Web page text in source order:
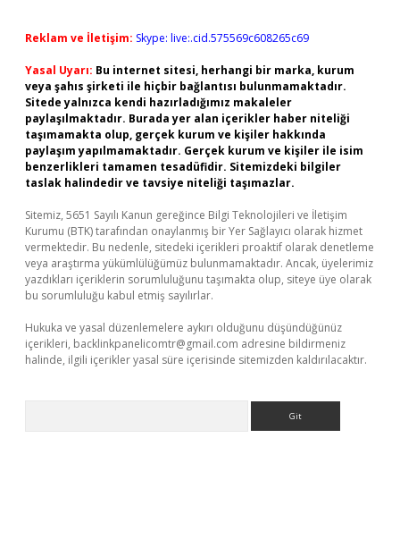
Reklam ve İletişim: Skype: live:.cid.575569c608265c69
Yasal Uyarı: Bu internet sitesi, herhangi bir marka, kurum
veya şahıs şirketi ile hiçbir bağlantısı bulunmamaktadır.
Sitede yalnızca kendi hazırladığımız makaleler
paylaşılmaktadır. Burada yer alan içerikler haber niteliği
taşımamakta olup, gerçek kurum ve kişiler hakkında
paylaşım yapılmamaktadır. Gerçek kurum ve kişiler ile isim
benzerlikleri tamamen tesadüfidir. Sitemizdeki bilgiler
taslak halindedir ve tavsiye niteliği taşımazlar.
Sitemiz, 5651 Sayılı Kanun gereğince Bilgi Teknolojileri ve İletişim
Kurumu (BTK) tarafından onaylanmış bir Yer Sağlayıcı olarak hizmet
vermektedir. Bu nedenle, sitedeki içerikleri proaktif olarak denetleme
veya araştırma yükümlülüğümüz bulunmamaktadır. Ancak, üyelerimiz
yazdıkları içeriklerin sorumluluğunu taşımakta olup, siteye üye olarak
bu sorumluluğu kabul etmiş sayılırlar.
Hukuka ve yasal düzenlemelere aykırı olduğunu düşündüğünüz
içerikleri, backlinkpanelicomtr@gmail.com adresine bildirmeniz
halinde, ilgili içerikler yasal süre içerisinde sitemizden kaldırılacaktır.